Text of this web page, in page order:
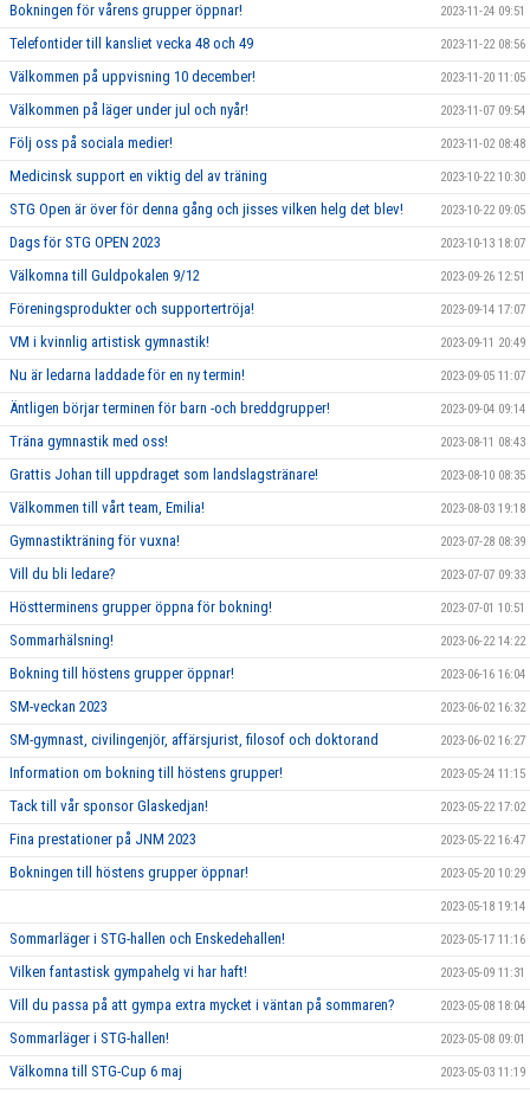
Bokningen för vårens grupper öppnar! 2023-11-24 09:51
Telefontider till kansliet vecka 48 och 49 2023-11-22 08:56
Välkommen på uppvisning 10 december! 2023-11-20 11:05
Välkommen på läger under jul och nyår! 2023-11-07 09:54
Följ oss på sociala medier! 2023-11-02 08:48
Medicinsk support en viktig del av träning 2023-10-22 10:30
STG Open är över för denna gång och jisses vilken helg det blev! 2023-10-22 09:05
Dags för STG OPEN 2023 2023-10-13 18:07
Välkomna till Guldpokalen 9/12 2023-09-26 12:51
Föreningsprodukter och supportertröja! 2023-09-14 17:07
VM i kvinnlig artistisk gymnastik! 2023-09-11 20:49
Nu är ledarna laddade för en ny termin! 2023-09-05 11:07
Äntligen börjar terminen för barn -och breddgrupper! 2023-09-04 09:14
Träna gymnastik med oss! 2023-08-11 08:43
Grattis Johan till uppdraget som landslagstränare! 2023-08-10 08:35
Välkommen till vårt team, Emilia! 2023-08-03 19:18
Gymnastikträning för vuxna! 2023-07-28 08:39
Vill du bli ledare? 2023-07-07 09:33
Höstterminens grupper öppna för bokning! 2023-07-01 10:51
Sommarhälsning! 2023-06-22 14:22
Bokning till höstens grupper öppnar! 2023-06-16 16:04
SM-veckan 2023 2023-06-02 16:32
SM-gymnast, civilingenjör, affärsjurist, filosof och doktorand 2023-06-02 16:27
Information om bokning till höstens grupper! 2023-05-24 11:15
Tack till vår sponsor Glaskedjan! 2023-05-22 17:02
Fina prestationer på JNM 2023 2023-05-22 16:47
Bokningen till höstens grupper öppnar! 2023-05-20 10:29
2023-05-18 19:14
Sommarläger i STG-hallen och Enskedehallen! 2023-05-17 11:16
Vilken fantastisk gympahelg vi har haft! 2023-05-09 11:31
Vill du passa på att gympa extra mycket i väntan på sommaren? 2023-05-08 18:04
Sommarläger i STG-hallen! 2023-05-08 09:01
Välkomna till STG-Cup 6 maj 2023-05-03 11:19